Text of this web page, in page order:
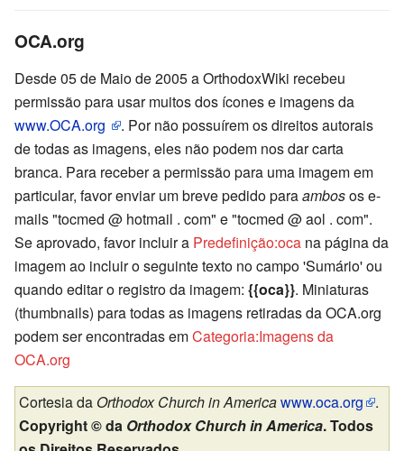
OCA.org
Desde 05 de Maio de 2005 a OrthodoxWiki recebeu
permissão para usar muitos dos ícones e imagens da
www.OCA.org
. Por não possuírem os direitos autorais
de todas as imagens, eles não podem nos dar carta
branca. Para receber a permissão para uma imagem em
particular, favor enviar um breve pedido paraambosos e-
mails "tocmed @ hotmail . com" e "tocmed @ aol . com".
Se aprovado, favor incluir a Predefinição:oca na página da
imagem ao incluir o seguinte texto no campo 'Sumário' ou
quando editar o registro da imagem: {{oca}}. Miniaturas
(thumbnails) para todas as imagens retiradas da OCA.org
podem ser encontradas emCategoria:Imagens da
OCA.org
Cortesia da Orthodox Church in Americawww.oca.org
.
Copyright © da Orthodox Church in America. Todos